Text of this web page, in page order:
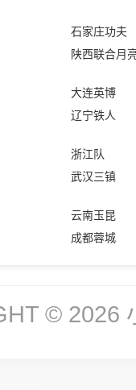
石家庄功夫
陕西联合月
大连英博
辽宁铁人
浙江队
武汉三镇
云南玉昆
成都蓉城
© 2026